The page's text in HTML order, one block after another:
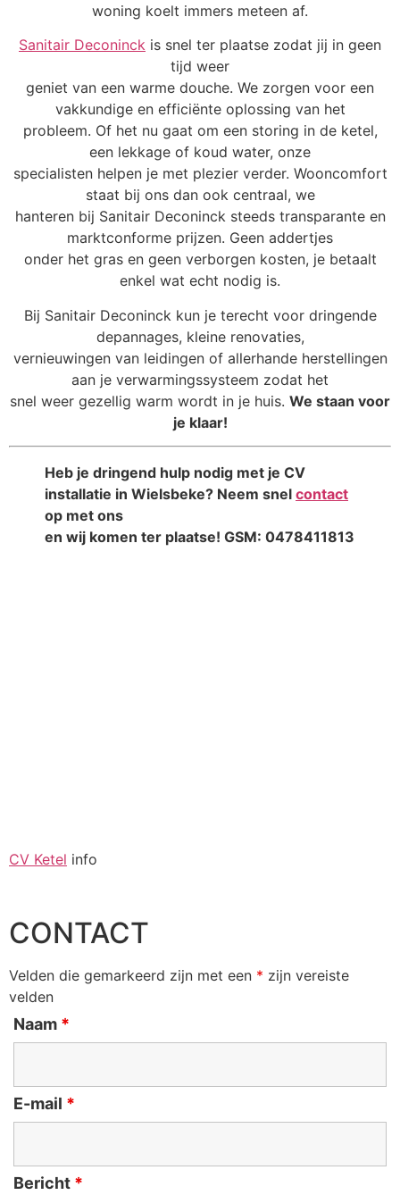
woning koelt immers meteen af.
Sanitair Deconinck is snel ter plaatse zodat jij in geen
tijd weer
geniet van een warme douche. We zorgen voor een
vakkundige en efficiënte oplossing van het
probleem. Of het nu gaat om een storing in de ketel,
een lekkage of koud water, onze
specialisten helpen je met plezier verder. Wooncomfort
staat bij ons dan ook centraal, we
hanteren bij Sanitair Deconinck steeds transparante en
marktconforme prijzen. Geen addertjes
onder het gras en geen verborgen kosten, je betaalt
enkel wat echt nodig is.
Bij Sanitair Deconinck kun je terecht voor dringende
depannages, kleine renovaties,
vernieuwingen van leidingen of allerhande herstellingen
aan je verwarmingssysteem zodat het
snel weer gezellig warm wordt in je huis. We staan voor
je klaar!
Heb je dringend hulp nodig met je CV
installatie in Wielsbeke? Neem snel contact
op met ons
en wij komen ter plaatse! GSM: 0478411813
CV Ketel info
CONTACT
Velden die gemarkeerd zijn met een * zijn vereiste
velden
Naam *
E-mail *
Bericht *